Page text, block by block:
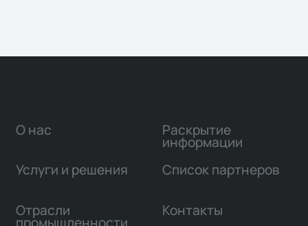
О нас
Услуги и решения
Отрасли
Раскрытие
информации
Список партнеров
Контакты